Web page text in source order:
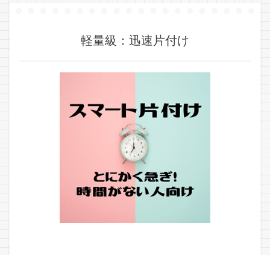
軽量級：迅速片付け